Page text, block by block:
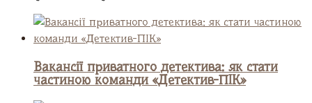
Вакансії приватного детектива: як стати
частиною команди «Детектив-ПІК»